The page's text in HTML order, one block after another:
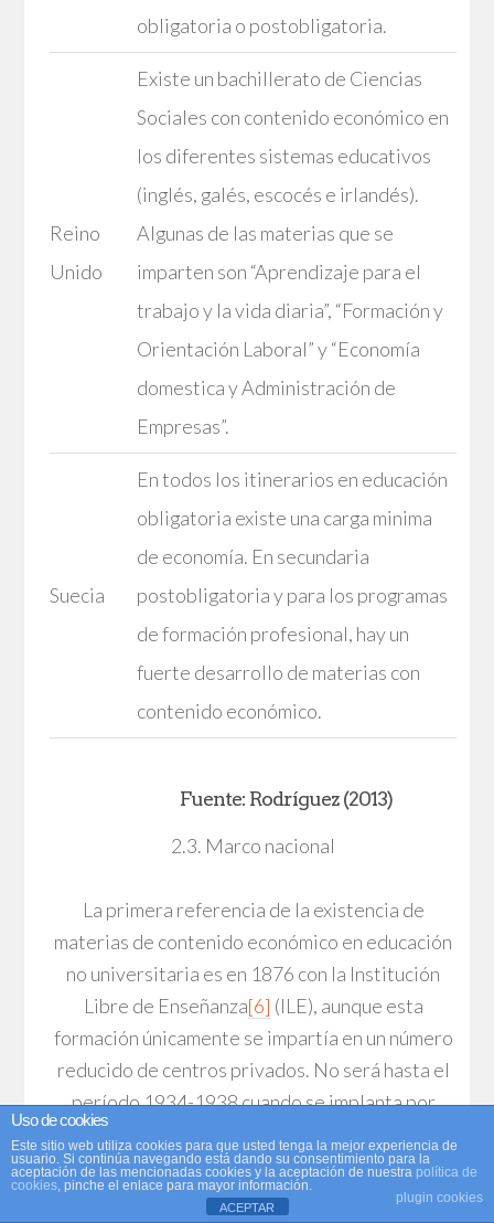
obligatoria o postobligatoria.
Reino
Unido
Existe un bachillerato de Ciencias
Sociales con contenido económico en
los diferentes sistemas educativos
(inglés, galés, escocés e irlandés).
Algunas de las materias que se
imparten son “Aprendizaje para el
trabajo y la vida diaria”, “Formación y
Orientación Laboral” y “Economía
domestica y Administración de
Empresas”.
Suecia
En todos los itinerarios en educación
obligatoria existe una carga minima
de economía. En secundaria
postobligatoria y para los programas
de formación profesional, hay un
fuerte desarrollo de materias con
contenido económico.
Fuente: Rodríguez (2013)
2.3. Marco nacional
La primera referencia de la existencia de
materias de contenido económico en educación
no universitaria es en 1876 con la Institución
Libre de Enseñanza[6] (ILE), aunque esta
formación únicamente se impartía en un número
reducido de centros privados. No será hasta el
período 1934-1938 cuando se implanta por
primera vez la asignatura en la enseñanza
pública no universitaria y, concretamente, en los
últimos años del Bachillerato (sexto y séptimo),
Uso de cookies
Este sitio web utiliza cookies para que usted tenga la mejor experiencia de
usuario. Si continúa navegando está dando su consentimiento para la
aceptación de las mencionadas cookies y la aceptación de nuestra política de
cookies, pinche el enlace para mayor información.
plugin cookies
ACEPTAR